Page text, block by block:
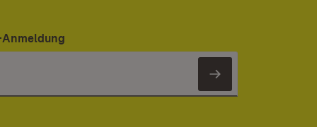
Newsletter